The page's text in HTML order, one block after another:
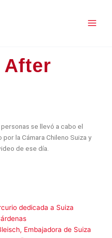
After
se llevó a cabo el
la Cámara Chileno Suiza y
de ese día.
dedicada a Suiza
Embajadora de Suiza